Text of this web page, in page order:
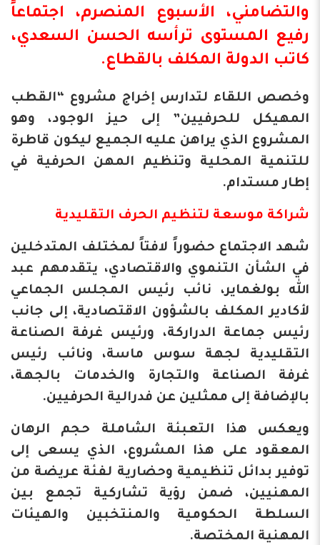
والتضامني، الأسبوع المنصرم، اجتماعاً
رفيع المستوى ترأسه الحسن السعدي،
كاتب الدولة المكلف بالقطاع.
وخصص اللقاء لتدارس إخراج مشروع “القطب
المهيكل للحرفيين” إلى حيز الوجود، وهو
المشروع الذي يراهن عليه الجميع ليكون قاطرة
للتنمية المحلية وتنظيم المهن الحرفية في
إطار مستدام.
​شراكة موسعة لتنظيم الحرف التقليدية
​شهد الاجتماع حضوراً لافتاً لمختلف المتدخلين
في الشأن التنموي والاقتصادي، يتقدمهم عبد
الله بولغماير، نائب رئيس المجلس الجماعي
لأكادير المكلف بالشؤون الاقتصادية، إلى جانب
رئيس جماعة الدراركة، ورئيس غرفة الصناعة
التقليدية لجهة سوس ماسة، ونائب رئيس
غرفة الصناعة والتجارة والخدمات بالجهة،
بالإضافة إلى ممثلين عن فدرالية الحرفيين.
ويعكس هذا التعبئة الشاملة حجم الرهان
المعقود على هذا المشروع، الذي يسعى إلى
توفير بدائل تنظيمية وحضارية لفئة عريضة من
المهنيين، ضمن رؤية تشاركية تجمع بين
السلطة الحكومية والمنتخبين والهيئات
المهنية المختصة.